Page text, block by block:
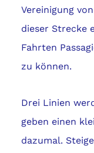
Vereinigung
dieser Strecke
Fahrten
zu können.
Drei Linien
geben einen
dazumal.